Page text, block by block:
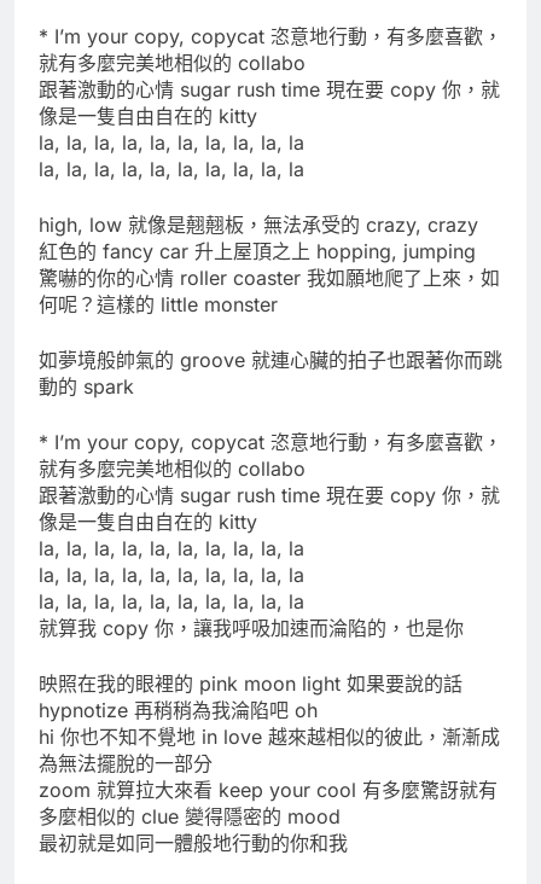
* I’m your copy, copycat 恣意地行動，有多麼喜歡，
就有多麼完美地相似的 collabo
跟著激動的心情 sugar rush time 現在要 copy 你，就
像是一隻自由自在的 kitty
la, la, la, la, la, la, la, la, la, la
la, la, la, la, la, la, la, la, la, la
high, low 就像是翹翹板，無法承受的 crazy, crazy
紅色的 fancy car 升上屋頂之上 hopping, jumping
驚嚇的你的心情 roller coaster 我如願地爬了上來，如
何呢？這樣的 little monster
如夢境般帥氣的 groove 就連心臟的拍子也跟著你而跳
動的 spark
* I’m your copy, copycat 恣意地行動，有多麼喜歡，
就有多麼完美地相似的 collabo
跟著激動的心情 sugar rush time 現在要 copy 你，就
像是一隻自由自在的 kitty
la, la, la, la, la, la, la, la, la, la
la, la, la, la, la, la, la, la, la, la
la, la, la, la, la, la, la, la, la, la
就算我 copy 你，讓我呼吸加速而淪陷的，也是你
映照在我的眼裡的 pink moon light 如果要說的話
hypnotize 再稍稍為我淪陷吧 oh
hi 你也不知不覺地 in love 越來越相似的彼此，漸漸成
為無法擺脫的一部分
zoom 就算拉大來看 keep your cool 有多麼驚訝就有
多麼相似的 clue 變得隱密的 mood
最初就是如同一體般地行動的你和我